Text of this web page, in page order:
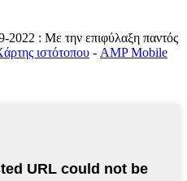
2022 : Με την επιφύλαξη παντός
ιστότοπου - AMP Mobile